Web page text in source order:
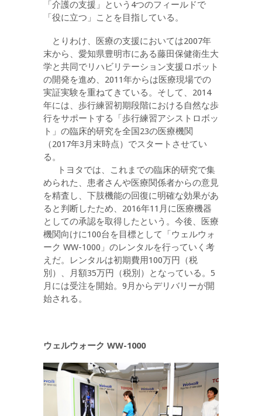
「介護の支援」という4つのフィールドで
「役に立つ」ことを目指している。
とりわけ、医療の支援においては2007年
末から、愛知県豊明市にある藤田保健衛生大
学と共同でリハビリテーション支援ロボット
の開発を進め、2011年からは医療現場での
実証実験を重ねてきている。そして、2014
年には、歩行練習初期段階における自然な歩
行をサポートする「歩行練習アシストロボッ
ト」の臨床的研究を全国23の医療機関
（2017年3月末時点）でスタートさせてい
る。
トヨタでは、これまでの臨床的研究で集
められた、患者さんや医療関係者からの意見
を精査し、下肢機能の回復に明確な効果があ
ると判断したため、2016年11月に医療機器
としての承認を取得したという。今後、医療
機関向けに100台を目標として「ウェルウォ
ーク WW-1000」のレンタルを行っていく考
えだ。レンタルは初期費用100万円（税
別）、月額35万円（税別）となっている。5
月には受注を開始。9月からデリバリーが開
始される。
ウェルウォーク WW-1000